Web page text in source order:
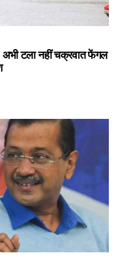
अभी टला नहीं चक्रवात फेंगल